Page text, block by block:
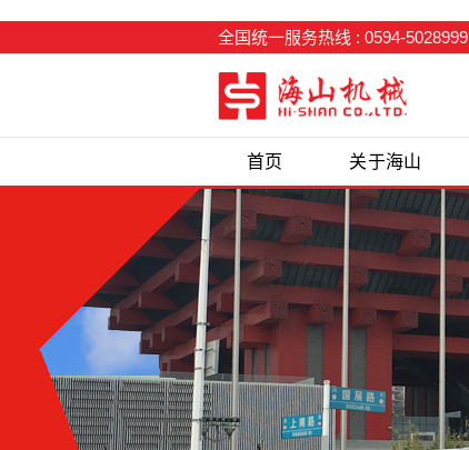
全国统一服务热线 : 0594-5028999
首页 关于海山